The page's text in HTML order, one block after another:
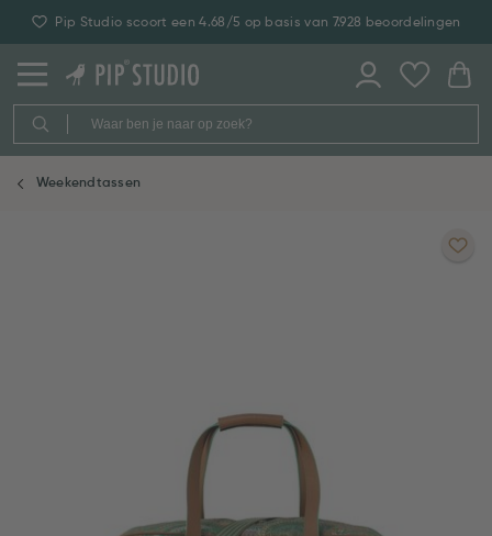
Pip Studio scoort een 4.68/5 op basis van 7.928 beoordelingen
Weekendtassen